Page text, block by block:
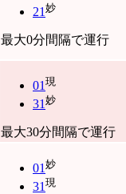
21 妙
最大0分間隔で運行
01 現
31 妙
最大30分間隔で運行
01 妙
31 現